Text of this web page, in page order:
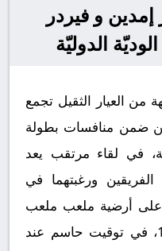
و فيردر
الدوليّة
العيار الثقيل تجمع
ضمن منافسات بطولة
في لقاء مرتقب يعد
الفريقين ورغبتهما في
على أرضية ملعب ملعب
أوستفريزلاند يوم 2025-07-19، في توقيت حاسم عند